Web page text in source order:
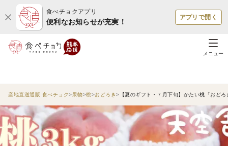
食べチョクアプリ
便利なお知らせが充実！
アプリで開く
メニュー
産地直送通販 食べチョク 果物 桃 おどろき 【夏のギフト・７月下旬】かたい桃「おど